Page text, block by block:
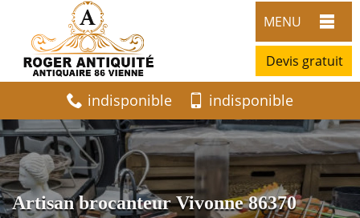
MENU
Devis gratuit
indisponible indisponible
Artisan brocanteur Vivonne 86370